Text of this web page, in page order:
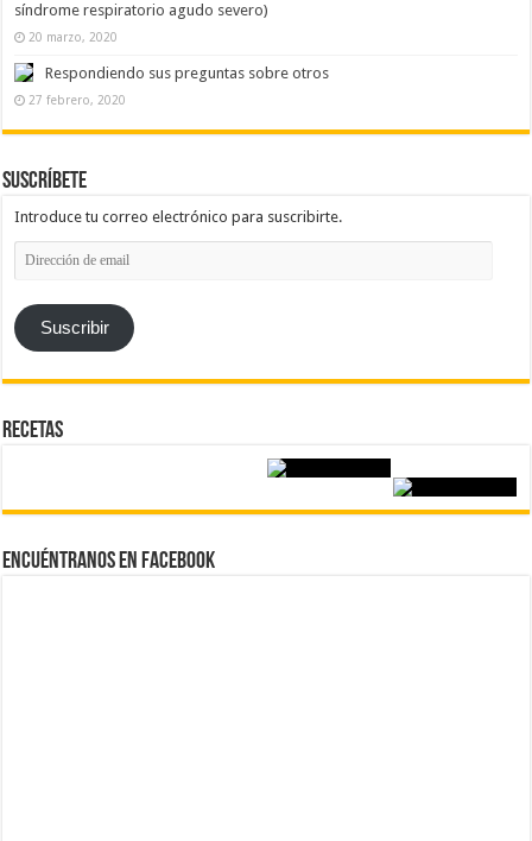
síndrome respiratorio agudo severo)
20 marzo, 2020
Respondiendo sus preguntas sobre otros
27 febrero, 2020
Suscríbete
Introduce tu correo electrónico para suscribirte.
Dirección
de
Suscribir
Recetas
Encuéntranos en Facebook